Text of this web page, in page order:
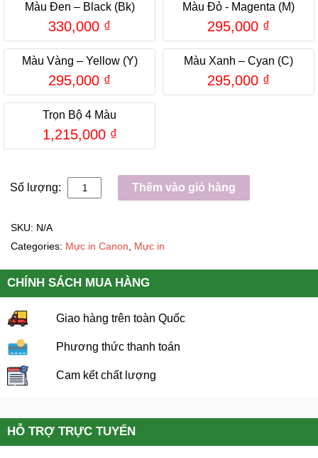
Màu Đen – Black (Bk)
330,000 ₫
Màu Đỏ - Magenta (M)
295,000 ₫
Màu Vàng – Yellow (Y)
295,000 ₫
Màu Xanh – Cyan (C)
295,000 ₫
Trọn Bộ 4 Màu
1,215,000 ₫
Số lượng: Thêm vào giỏ hàng
SKU: N/A
Categories: Mực in Canon Mực in
CHÍNH SÁCH MUA HÀNG
Giao hàng trên toàn Quốc
Phương thức thanh toán
Cam kết chất lượng
HỖ TRỢ TRỰC TUYẾN